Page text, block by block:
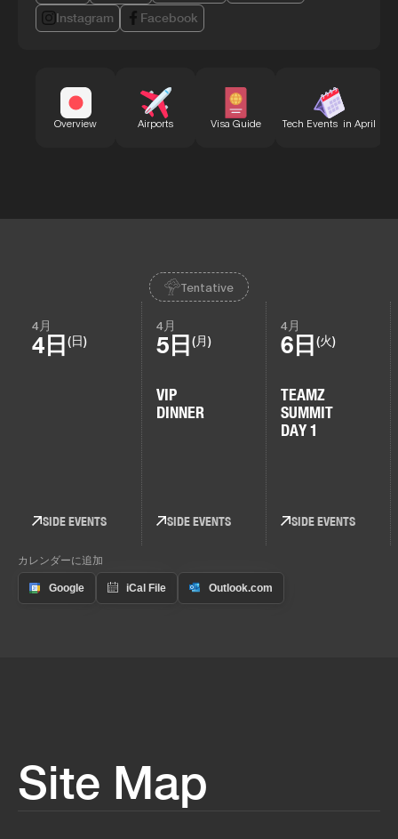
Instagram Facebook
Overview Airports Visa Guide Tech Events in April
Tentative
4月
4日 (日)
SIDE EVENTS
4月
5日 (月)
VIP
DINNER
SIDE EVENTS
4月
6日 (火)
TEAMZ
SUMMIT
DAY 1
SIDE EVENTS
カレンダーに追加
Site Map